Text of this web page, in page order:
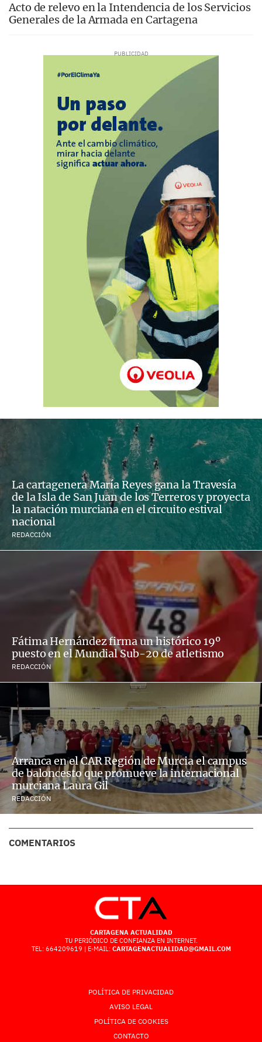
Acto de relevo en la Intendencia de los Servicios
Generales de la Armada en Cartagena
La cartagenera María Reyes gana la Travesía
de la Isla de San Juan de los Terreros y proyecta
la natación murciana en el circuito estival
nacional
REDACCIÓN
Fátima Hernández firma un histórico 19º
puesto en el Mundial Sub-20 de atletismo
REDACCIÓN
Arranca en el CAR Región de Murcia el campus
de baloncesto que promueve la internacional
murciana Laura Gil
REDACCIÓN
COMENTARIOS
CARTAGENA ACTUALIDAD
TU PERIÓDICO DE CONFIANZA EN INTERNET.
TEL: 664209619 | E-MAIL: CARTAGENACTUALIDAD@GMAIL.COM
POLÍTICA DE PRIVACIDAD
AVISO LEGAL
POLÍTICA DE COOKIES
CONTACTO